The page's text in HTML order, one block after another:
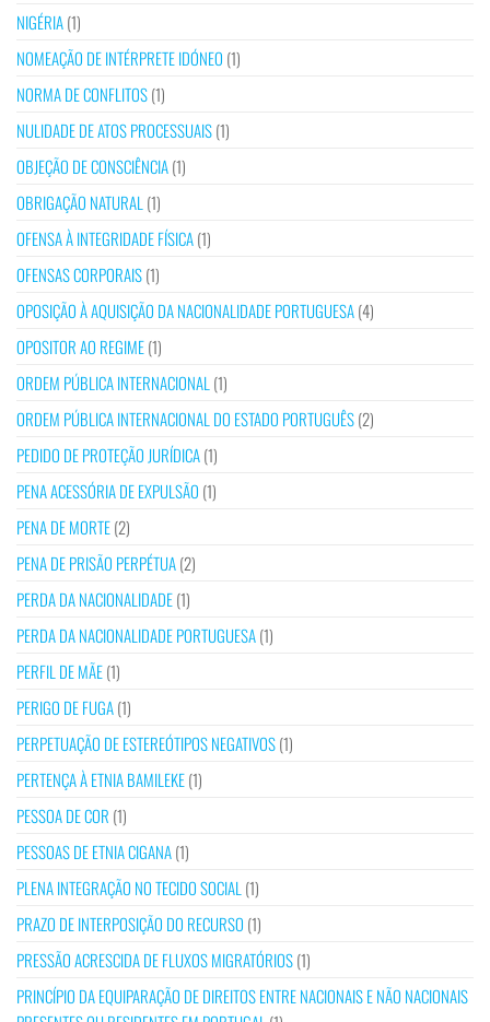
NIGÉRIA(1)
NOMEAÇÃO DE INTÉRPRETE IDÓNEO (1)
NORMA DE CONFLITOS(1)
NULIDADE DE ATOS PROCESSUAIS(1)
OBJEÇÃO DE CONSCIÊNCIA(1)
OBRIGAÇÃO NATURAL (1)
OFENSA À INTEGRIDADE FÍSICA(1)
OFENSAS CORPORAIS(1)
OPOSIÇÃO À AQUISIÇÃO DA NACIONALIDADE PORTUGUESA(4)
OPOSITOR AO REGIME(1)
ORDEM PÚBLICA INTERNACIONAL (1)
ORDEM PÚBLICA INTERNACIONAL DO ESTADO PORTUGUÊS(2)
PEDIDO DE PROTEÇÃO JURÍDICA(1)
PENA ACESSÓRIA DE EXPULSÃO (1)
PENA DE MORTE(2)
PENA DE PRISÃO PERPÉTUA(2)
PERDA DA NACIONALIDADE(1)
PERDA DA NACIONALIDADE PORTUGUESA(1)
PERFIL DE MÃE(1)
PERIGO DE FUGA(1)
PERPETUAÇÃO DE ESTEREÓTIPOS NEGATIVOS(1)
PERTENÇA À ETNIA BAMILEKE(1)
PESSOA DE COR (1)
PESSOAS DE ETNIA CIGANA(1)
PLENA INTEGRAÇÃO NO TECIDO SOCIAL (1)
PRAZO DE INTERPOSIÇÃO DO RECURSO (1)
PRESSÃO ACRESCIDA DE FLUXOS MIGRATÓRIOS(1)
PRINCÍPIO DA EQUIPARAÇÃO DE DIREITOS ENTRE NACIONAIS E NÃO NACIONAIS